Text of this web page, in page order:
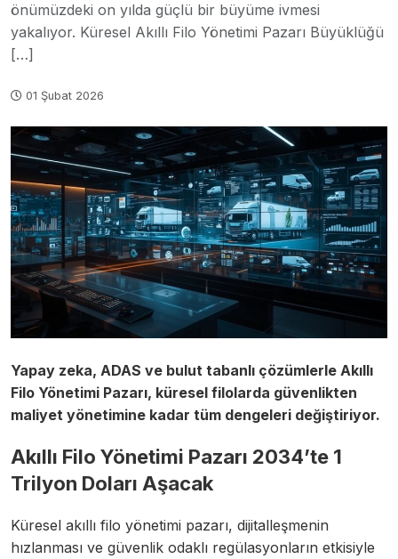
önümüzdeki on yılda güçlü bir büyüme ivmesi
yakalıyor. Küresel Akıllı Filo Yönetimi Pazarı Büyüklüğü
[…]
01 Şubat 2026
Yapay zeka, ADAS ve bulut tabanlı çözümlerle Akıllı
Filo Yönetimi Pazarı, küresel filolarda güvenlikten
maliyet yönetimine kadar tüm dengeleri değiştiriyor.
Akıllı Filo Yönetimi Pazarı 2034’te 1
Trilyon Doları Aşacak
Küresel akıllı filo yönetimi pazarı, dijitalleşmenin
hızlanması ve güvenlik odaklı regülasyonların etkisiyle